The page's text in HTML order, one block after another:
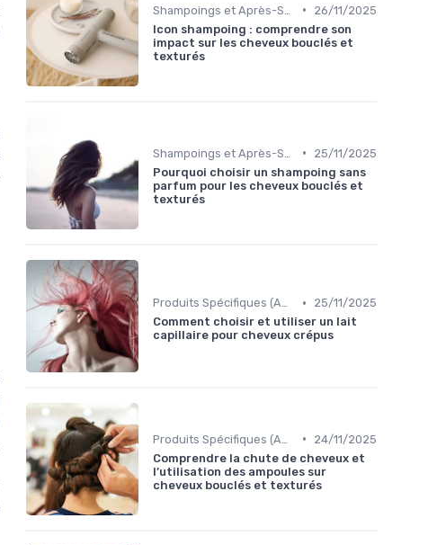
•
26/11/2025
Icon shampoing : comprendre son
impact sur les cheveux bouclés et
texturés
•
25/11/2025
Pourquoi choisir un shampoing sans
parfum pour les cheveux bouclés et
texturés
Produits Spécifiques (Anti-Frisottis, Hydratants) •
25/11/2025
Comment choisir et utiliser un lait
capillaire pour cheveux crépus
•
24/11/2025
Comprendre la chute de cheveux et
l’utilisation des ampoules sur
cheveux bouclés et texturés